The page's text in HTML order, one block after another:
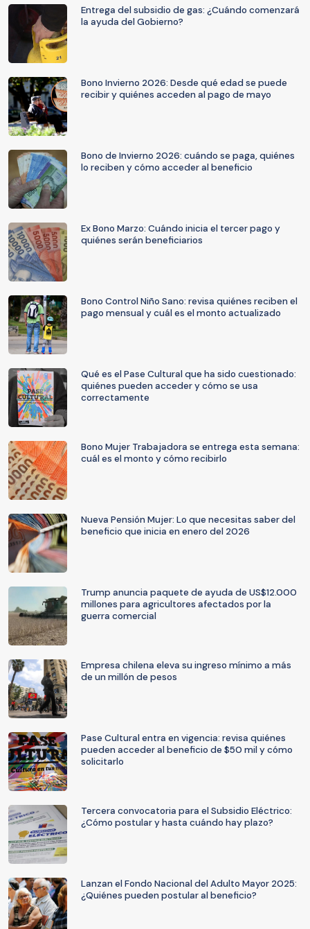
Entrega del subsidio de gas: ¿Cuándo comenzará
la ayuda del Gobierno?
Bono Invierno 2026: Desde qué edad se puede
recibir y quiénes acceden al pago de mayo
Bono de Invierno 2026: cuándo se paga, quiénes
lo reciben y cómo acceder al beneficio
Ex Bono Marzo: Cuándo inicia el tercer pago y
quiénes serán beneficiarios
Bono Control Niño Sano: revisa quiénes reciben el
pago mensual y cuál es el monto actualizado
Qué es el Pase Cultural que ha sido cuestionado:
quiénes pueden acceder y cómo se usa
correctamente
Bono Mujer Trabajadora se entrega esta semana:
cuál es el monto y cómo recibirlo
Nueva Pensión Mujer: Lo que necesitas saber del
beneficio que inicia en enero del 2026
Trump anuncia paquete de ayuda de US$12.000
millones para agricultores afectados por la
guerra comercial
Empresa chilena eleva su ingreso mínimo a más
de un millón de pesos
Pase Cultural entra en vigencia: revisa quiénes
pueden acceder al beneficio de $50 mil y cómo
solicitarlo
Tercera convocatoria para el Subsidio Eléctrico:
¿Cómo postular y hasta cuándo hay plazo?
Lanzan el Fondo Nacional del Adulto Mayor 2025:
¿Quiénes pueden postular al beneficio?